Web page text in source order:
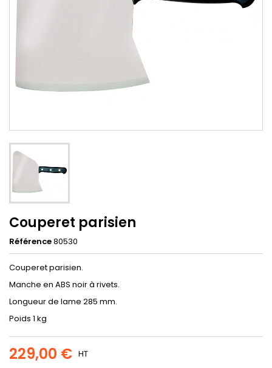
Couperet parisien
Référence80530
Couperet parisien.
Manche en ABS noir à rivets.
Longueur de lame 285 mm.
Poids 1 kg
229,00 € HT